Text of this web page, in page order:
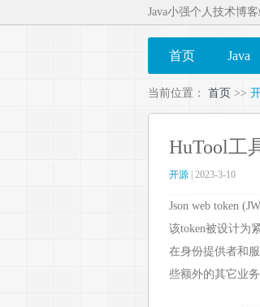
Java小强个人技术博
首页 Java
当前位置： 首页 >>
HuTool工
开源 | 2023-3-10
Json web token
该token被设计为
在身份提供者和
些额外的其它业